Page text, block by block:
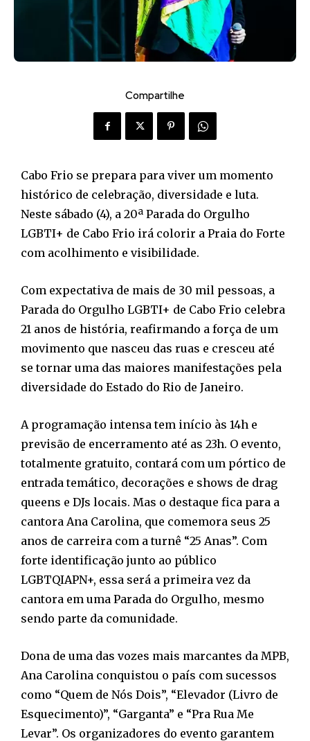
Compartilhe
Cabo Frio se prepara para viver um momento
histórico de celebração, diversidade e luta.
Neste sábado (4), a 20ª Parada do Orgulho
LGBTI+ de Cabo Frio irá colorir a Praia do Forte
com acolhimento e visibilidade.
Com expectativa de mais de 30 mil pessoas, a
Parada do Orgulho LGBTI+ de Cabo Frio celebra
21 anos de história, reafirmando a força de um
movimento que nasceu das ruas e cresceu até
se tornar uma das maiores manifestações pela
diversidade do Estado do Rio de Janeiro.
A programação intensa tem início às 14h e
previsão de encerramento até as 23h. O evento,
totalmente gratuito, contará com um pórtico de
entrada temático, decorações e shows de drag
queens e DJs locais. Mas o destaque fica para a
cantora Ana Carolina, que comemora seus 25
anos de carreira com a turnê “25 Anas”. Com
forte identificação junto ao público
LGBTQIAPN+, essa será a primeira vez da
cantora em uma Parada do Orgulho, mesmo
sendo parte da comunidade.
Dona de uma das vozes mais marcantes da MPB,
Ana Carolina conquistou o país com sucessos
como “Quem de Nós Dois”, “Elevador (Livro de
Esquecimento)”, “Garganta” e “Pra Rua Me
Levar”. Os organizadores do evento garantem